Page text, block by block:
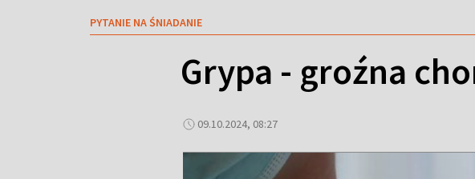
PYTANIE NA ŚNIADANIE
Grypa - groźna
09.10.2024, 08:27